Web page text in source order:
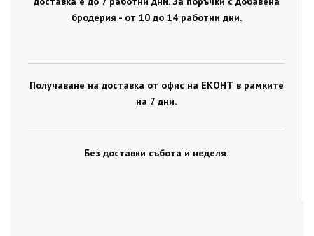
бродерия - от 10 до 14 работни дни.
Получаване на доставка от офис на ЕКОНТ в рамките
на 7 дни.
Без доставки събота и неделя.